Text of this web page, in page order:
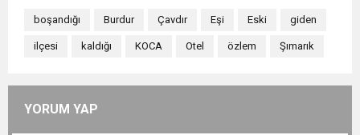
boşandığı Burdur Çavdır Eşi Eski giden
ilçesi kaldığı KOCA Otel özlem Şımarık
YORUM YAP